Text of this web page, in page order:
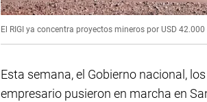
El RIGI ya concentra proyectos mineros por USD
Esta semana, el Gobierno nacional,
empresario pusieron en marcha en